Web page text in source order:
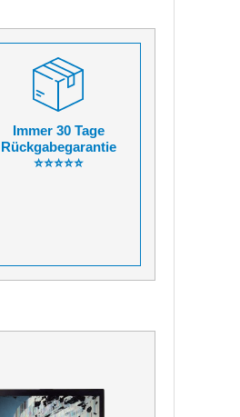
Immer 30 Tage
Rückgabegarantie
⭐⭐⭐⭐⭐